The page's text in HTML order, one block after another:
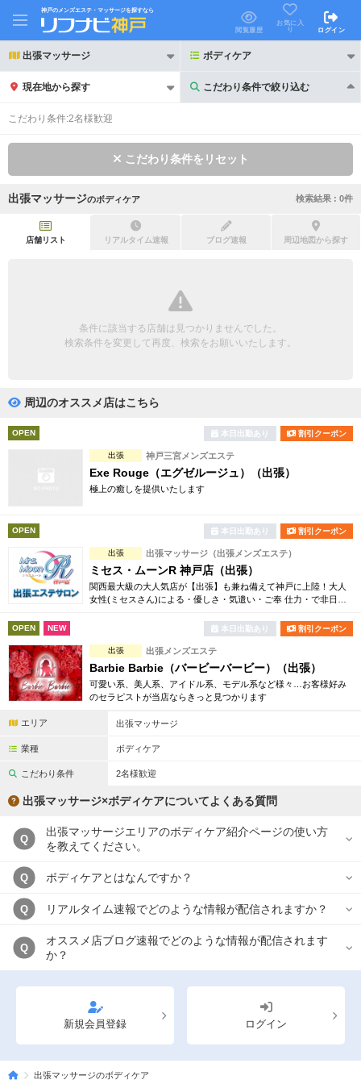
神戸のメンズエステ・マッサージを探すなら
閲覧履歴
お気に入
り
ログイン
出張マッサージ ボディケア
現在地から探す こだわり条件で絞り込む
こだわり条件で絞り込む
初回割引あり リピーター割引あり
団体様歓迎
ペアルームあり
フットバスあり 岩盤浴あり
専用駐車場あり 有資格者在籍
日本人スタッフのみ
スタッフ指名可 Ｗセラピスト
駅から徒歩5分以内
こだわり条件を変更
こだわり条件:2名様歓迎
こだわり条件をリセット
出張マッサージのボディケア 検索結果 : 0件
店舗リスト リアルタイム速報 ブログ速報 周辺地図から探す
条件に該当する店舗は見つかりませんでした。
検索条件を変更して再度、検索をお願いいたします。
周辺のオススメ店はこちら
OPEN 本日出勤あり 割引クーポン
出張 神戸三宮メンズエステ
Exe Rouge（エグゼルージュ）（出張）
極上の癒しを提供いたします
OPEN 本日出勤あり 割引クーポン
出張 出張マッサージ（出張メンズエステ）
ミセス・ムーンR 神戸店（出張）
関西最大級の大人気店が【出張】も兼ね備えて神戸に上陸！大人
女性(ミセスさん)による・優しさ・気遣い・ご奉 仕力・で非日常
OPEN NEW 本日出勤あり 割引クーポン
出張 出張メンズエステ
Barbie Barbie（バービーバービー）（出張）
可愛い系、美人系、アイドル系、モデル系など様々…お客様好み
のセラピストが当店ならきっと見つかります
エリア 出張マッサージ
業種 ボディケア
こだわり条件 2名様歓迎
出張マッサージ×ボディケアについてよくある質問
Q
出張マッサージエリアのボディケア紹介ページの使い方
を教えてください。
Q ボディケアとはなんですか？
Q リアルタイム速報でどのような情報が配信されますか？
Q
オススメ店ブログ速報でどのような情報が配信されます
か？
新規会員登録 ログイン
出張マッサージのボディケア